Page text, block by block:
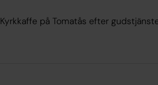
Kyrkkaffe på Tomatås efter